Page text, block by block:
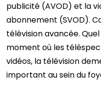
publicité (AVOD) et la
abonnement (SVOD).
télévision avancée.
moment où les
vidéos, la télévision
important au sein du